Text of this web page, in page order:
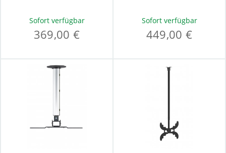
Sofort verfügbar
369,00 €
Sofort verfügbar
449,00 €